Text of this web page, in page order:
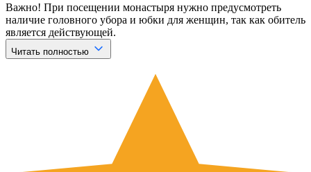
Важно! При посещении монастыря нужно предусмотреть
наличие головного убора и юбки для женщин, так как обитель
является действующей.
Читать полностью